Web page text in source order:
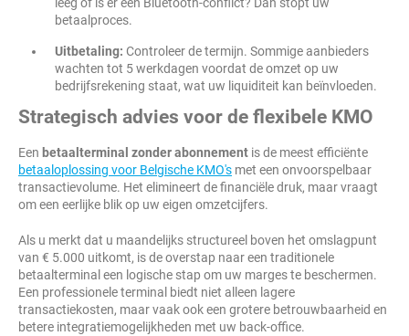
leeg of is er een Bluetooth-conflict? Dan stopt uw
betaalproces.
Uitbetaling: Controleer de termijn. Sommige aanbieders
wachten tot 5 werkdagen voordat de omzet op uw
bedrijfsrekening staat, wat uw liquiditeit kan beïnvloeden.
Strategisch advies voor de flexibele KMO
Een betaalterminal zonder abonnement is de meest efficiënte
betaaloplossing voor Belgische KMO's met een onvoorspelbaar
transactievolume. Het elimineert de financiële druk, maar vraagt
om een eerlijke blik op uw eigen omzetcijfers.
Als u merkt dat u maandelijks structureel boven het omslagpunt
van € 5.000 uitkomt, is de overstap naar een traditionele
betaalterminal een logische stap om uw marges te beschermen.
Een professionele terminal biedt niet alleen lagere
transactiekosten, maar vaak ook een grotere betrouwbaarheid en
betere integratiemogelijkheden met uw back-office.